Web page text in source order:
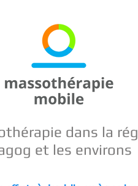
dans la
et les environs